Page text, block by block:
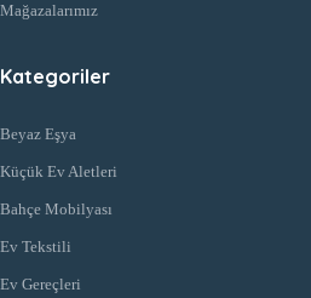
Mağazalarımız
Kategoriler
Beyaz Eşya
Küçük Ev Aletleri
Bahçe Mobilyası
Ev Tekstili
Ev Gereçleri